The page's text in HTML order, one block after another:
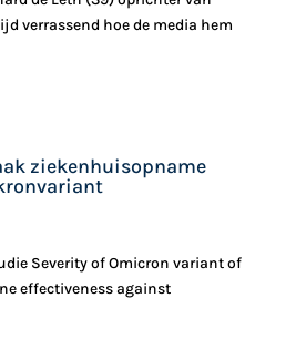
verrassend hoe de media hem
ziekenhuisopname
Severity of Omicron variant of
effectiveness against